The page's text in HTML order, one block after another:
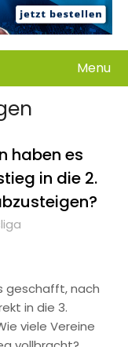
Menu
haben es
in die 2.
geschafft, nach
in die 3.
viele Vereine